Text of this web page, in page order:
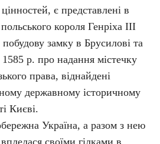
є представлені в
короля Генріха ІІІ
замку в Брусилові та
р. про надання містечку
права, віднайдені
державному історичному
Києві.
Україна, а разом з нею
своїми гілками в